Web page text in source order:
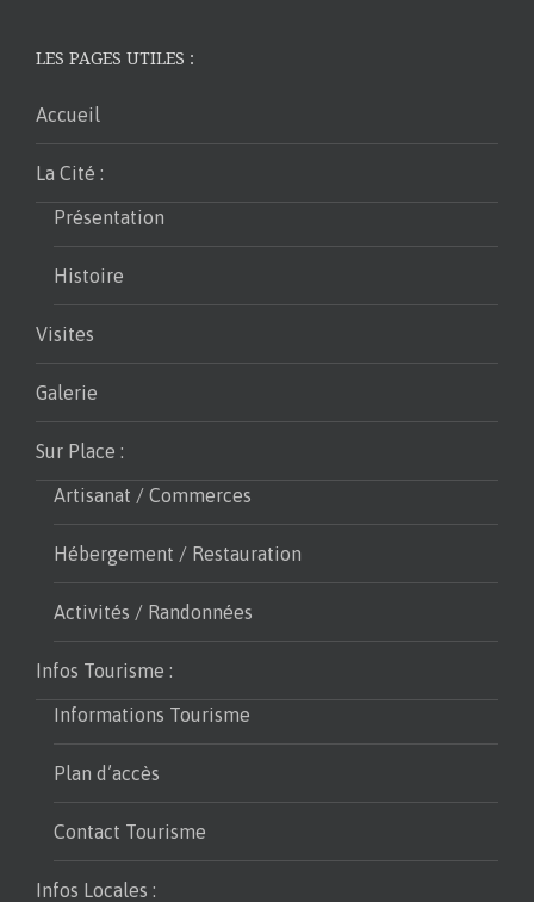
LES PAGES UTILES :
Accueil
La Cité :
Présentation
Histoire
Visites
Galerie
Sur Place :
Artisanat / Commerces
Hébergement / Restauration
Activités / Randonnées
Infos Tourisme :
Informations Tourisme
Plan d’accès
Contact Tourisme
Infos Locales :